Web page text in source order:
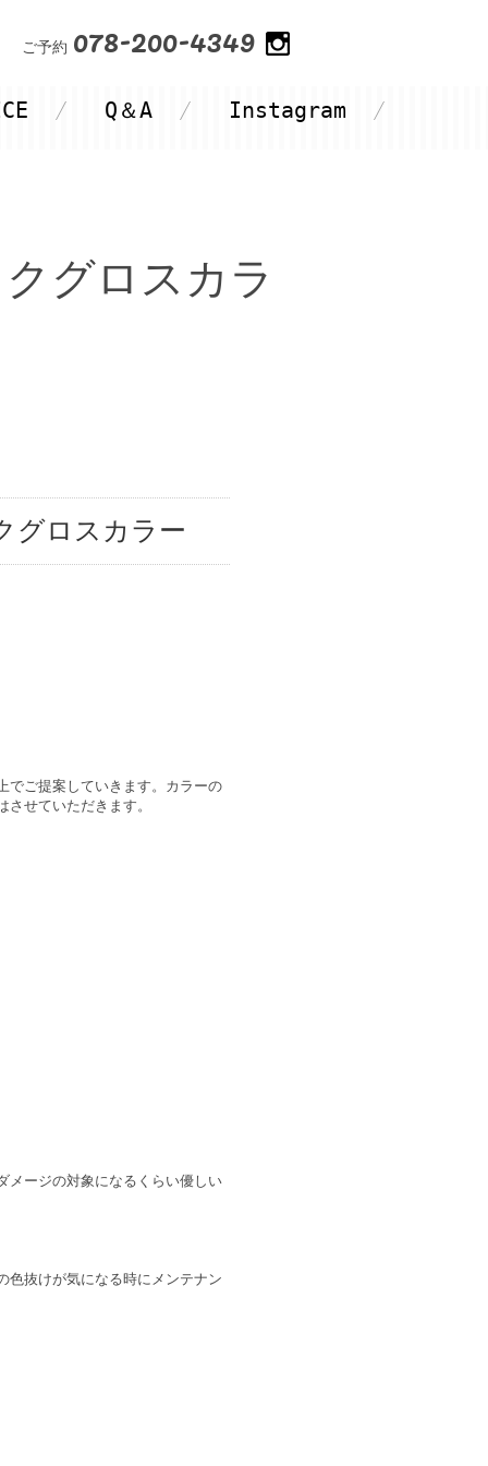
ご予約 078-200-4349
Q＆A Instagram
グロスカラ
ロスカラー
でご提案していきます。カラーの
せていただきます。
メージの対象になるくらい優しい
色抜けが気になる時にメンテナン